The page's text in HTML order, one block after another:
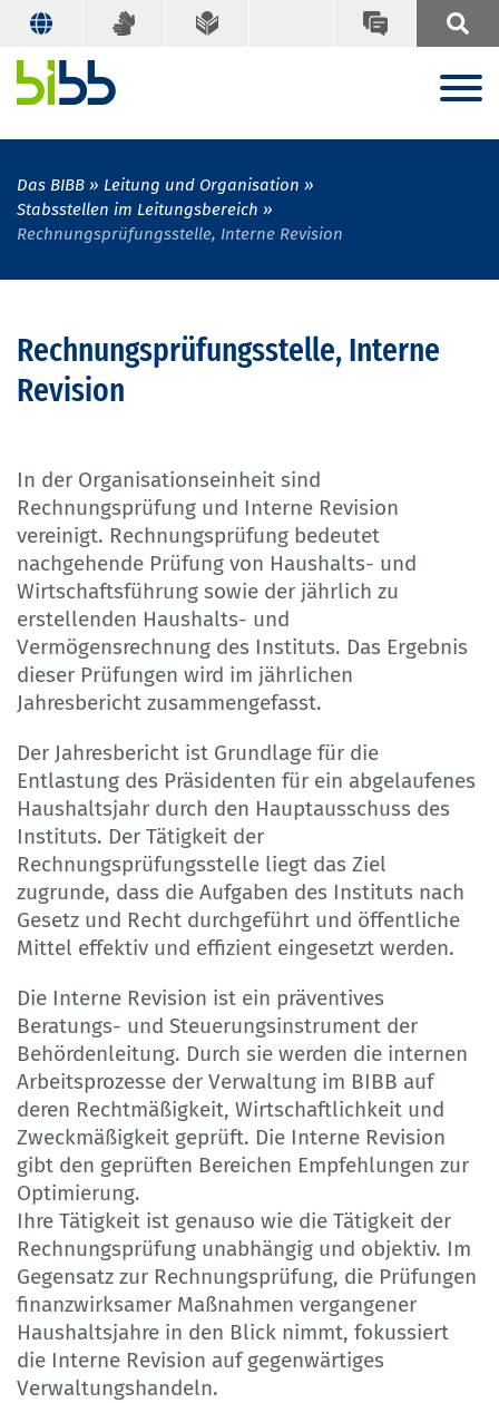
Das BIBB
Leitung und Organisation
Stabsstellen im Leitungsbereich
Rechnungsprüfungsstelle, Interne Revision
Rechnungsprüfungsstelle, Interne
Revision
In der Organisationseinheit sind
Rechnungsprüfung und Interne Revision
vereinigt. Rechnungsprüfung bedeutet
nachgehende Prüfung von Haushalts- und
Wirtschaftsführung sowie der jährlich zu
erstellenden Haushalts- und
Vermögensrechnung des Instituts. Das Ergebnis
dieser Prüfungen wird im jährlichen
Jahresbericht zusammengefasst.
Der Jahresbericht ist Grundlage für die
Entlastung des Präsidenten für ein abgelaufenes
Haushaltsjahr durch den Hauptausschuss des
Instituts. Der Tätigkeit der
Rechnungsprüfungsstelle liegt das Ziel
zugrunde, dass die Aufgaben des Instituts nach
Gesetz und Recht durchgeführt und öffentliche
Mittel effektiv und effizient eingesetzt werden.
Die Interne Revision ist ein präventives
Beratungs- und Steuerungsinstrument der
Behördenleitung. Durch sie werden die internen
Arbeitsprozesse der Verwaltung im BIBB auf
deren Rechtmäßigkeit, Wirtschaftlichkeit und
Zweckmäßigkeit geprüft. Die Interne Revision
gibt den geprüften Bereichen Empfehlungen zur
Optimierung.
Ihre Tätigkeit ist genauso wie die Tätigkeit der
Rechnungsprüfung unabhängig und objektiv. Im
Gegensatz zur Rechnungsprüfung, die Prüfungen
finanzwirksamer Maßnahmen vergangener
Haushaltsjahre in den Blick nimmt, fokussiert
die Interne Revision auf gegenwärtiges
Verwaltungshandeln.